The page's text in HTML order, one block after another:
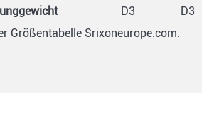
D3 D3
Größentabelle Srixoneurope.com.